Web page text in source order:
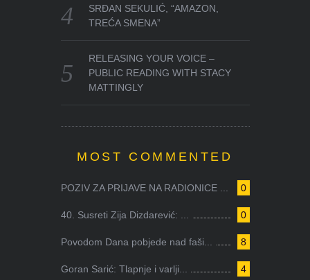
SRĐAN SEKULIĆ, “AMAZON,
TREĆA SMENA”
RELEASING YOUR VOICE –
PUBLIC READING WITH STACY
MATTINGLY
MOST COMMENTED
0
POZIV ZA PRIJAVE NA RADIONICE ...
0
40. Susreti Zija Dizdarević: ...
8
Povodom Dana pobjede nad faši...
4
Goran Sarić: Tlapnje i varlji...